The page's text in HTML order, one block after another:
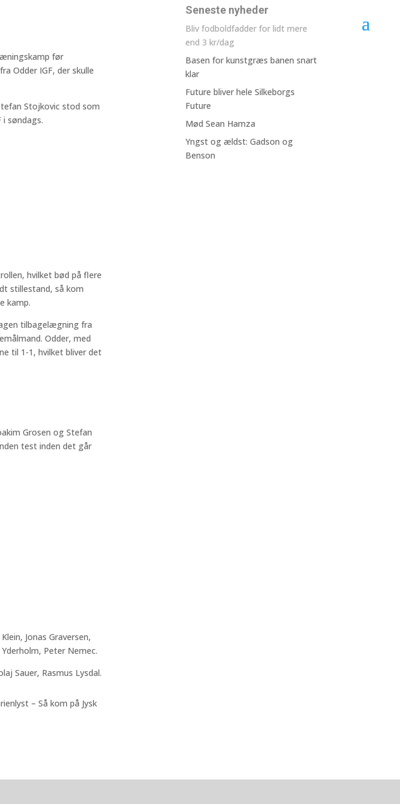
før
Odder IGF, der skulle
Stojkovic stod som
søndags.
hvilket bød på flere
stillestand, så kom
kamp.
tilbagelægning fra
Odder, med
til 1-1, hvilket bliver det
Grosen og Stefan
test inden det går
Jonas Graversen,
Peter Nemec.
Sauer, Rasmus Lysdal.
– Så kom på Jysk
Seneste nyheder
Bliv fodboldfadder for lidt mere
end 3 kr/dag
Basen for kunstgræs banen snart
klar
Future bliver hele Silkeborgs
Future
Mød Sean Hamza
Yngst og ældst: Gadson og
Benson